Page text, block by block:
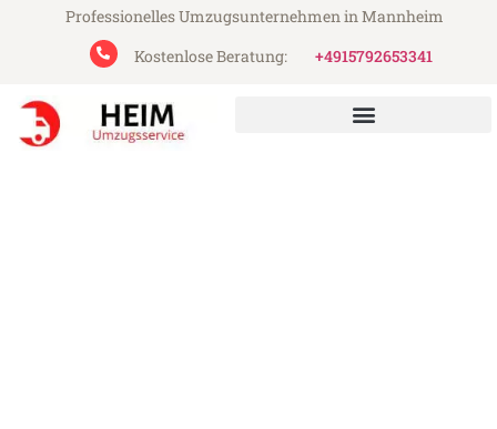
Professionelles Umzugsunternehmen in Mannheim
Kostenlose Beratung:
+4915792653341